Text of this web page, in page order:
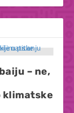
– ne,
klimatske